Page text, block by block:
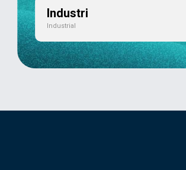
Industri
Industrial